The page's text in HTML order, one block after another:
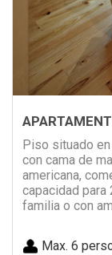
Piso situado
con cama de
americana,
capacidad para
familia o con
Max. 6